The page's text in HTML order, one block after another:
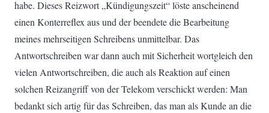
habe. Dieses Reizwort „Kündigungszeit“ löste anscheinend
einen Konterreflex aus und der beendete die Bearbeitung
meines mehrseitigen Schreibens unmittelbar. Das
Antwortschreiben war dann auch mit Sicherheit wortgleich den
vielen Antwortschreiben, die auch als Reaktion auf einen
solchen Reizangriff von der Telekom verschickt werden: Man
bedankt sich artig für das Schreiben, das man als Kunde an die